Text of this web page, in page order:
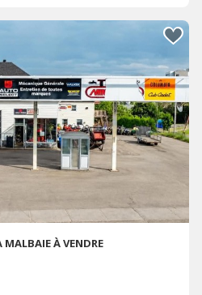
MALBAIE À VENDRE